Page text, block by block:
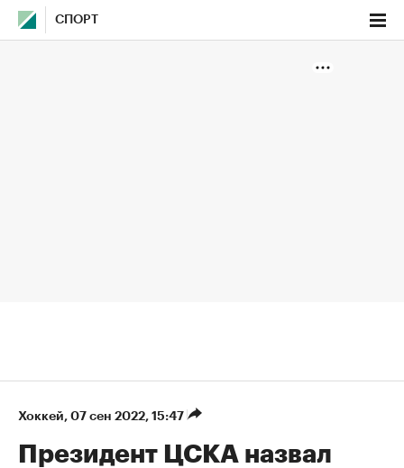
СПОРТ
Хоккей⁠, 07 сен 2022, 15:47
Президент ЦСКА назвал